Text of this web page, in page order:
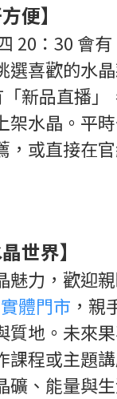
便】
20：30 會
選喜歡的水
新品直播」
架水晶。平
，或直接在
世界】
魅力，歡迎
體門市 ，親
質地。未來
課程或主題
礦、能量與